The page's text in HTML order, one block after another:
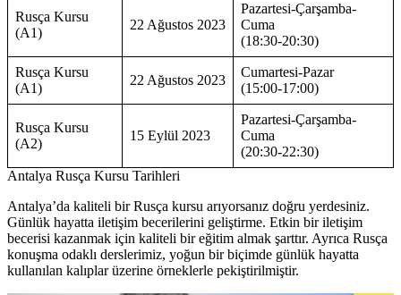
Rusça Kursu
(A1)
22 Ağustos 2023
Pazartesi-Çarşamba-
Cuma
(18:30-20:30)
Rusça Kursu
(A1)
22 Ağustos 2023
Cumartesi-Pazar
(15:00-17:00)
Rusça Kursu
(A2)
15 Eylül 2023
Pazartesi-Çarşamba-
Cuma
(20:30-22:30)
Antalya Rusça Kursu Tarihleri
Antalya’da kaliteli bir Rusça kursu arıyorsanız doğru yerdesiniz.
Günlük hayatta iletişim becerilerini geliştirme. Etkin bir iletişim
becerisi kazanmak için kaliteli bir eğitim almak şarttır. Ayrıca Rusça
konuşma odaklı derslerimiz, yoğun bir biçimde günlük hayatta
kullanılan kalıplar üzerine örneklerle pekiştirilmiştir.